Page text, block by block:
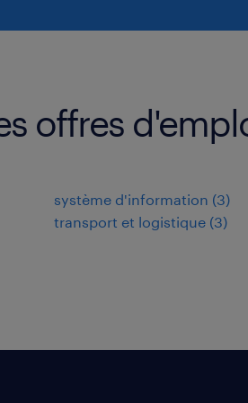
offres
système d'information (3)
transport et logistique (3)